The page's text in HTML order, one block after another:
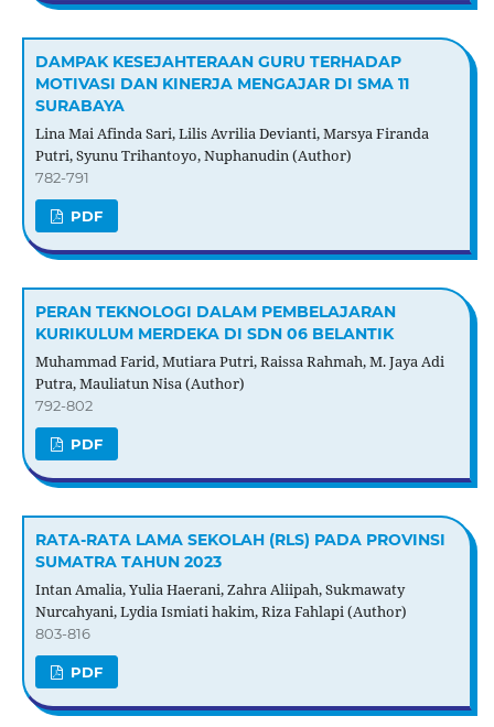
DAMPAK KESEJAHTERAAN GURU TERHADAP
MOTIVASI DAN KINERJA MENGAJAR DI SMA 11
SURABAYA
Lina Mai Afinda Sari, Lilis Avrilia Devianti, Marsya Firanda
Putri, Syunu Trihantoyo, Nuphanudin (Author)
782-791
PDF
PERAN TEKNOLOGI DALAM PEMBELAJARAN
KURIKULUM MERDEKA DI SDN 06 BELANTIK
Muhammad Farid, Mutiara Putri, Raissa Rahmah, M. Jaya Adi
Putra, Mauliatun Nisa (Author)
792-802
PDF
RATA-RATA LAMA SEKOLAH (RLS) PADA PROVINSI
SUMATRA TAHUN 2023
Intan Amalia, Yulia Haerani, Zahra Aliipah, Sukmawaty
Nurcahyani, Lydia Ismiati hakim, Riza Fahlapi (Author)
803-816
PDF